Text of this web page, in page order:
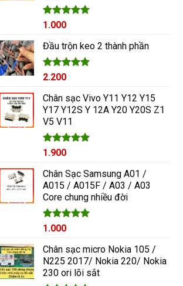
Được xếp
5 sao
1.000
Đầu trộn keo 2 thành phần
Được xếp
5 sao
2.200
Chân sạc Vivo Y11 Y12 Y15
Y17 Y12S Y 12A Y20 Y20S Z1
V5 V11
Được xếp
5 sao
1.900
Chân Sạc Samsung A01 /
A015 / A015F / A03 / A03
Core chung nhiều đời
Được xếp
5 sao
Giá
là:
1.200₫.
1.000Giá
tại
là:
1.000₫.
Chân sạc micro Nokia 105 /
N225 2017/ Nokia 220/ Nokia
230 ori lõi sắt
Duy sửa chữa rất
lí rẻ so với mặt
Có con máy 8pl nát